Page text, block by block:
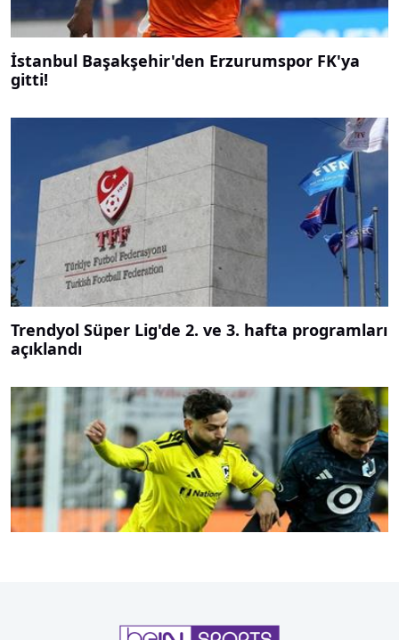
İstanbul Başakşehir'den Erzurumspor FK'ya
gitti!
Trendyol Süper Lig'de 2. ve 3. hafta programları
açıklandı